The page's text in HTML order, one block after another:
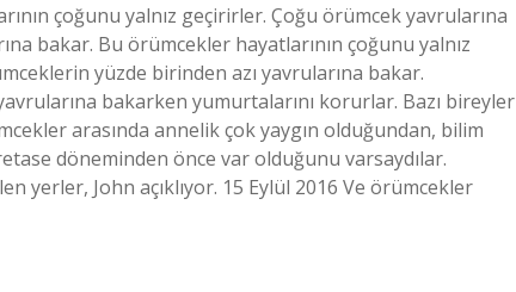
çoğunu yalnız geçirirler. Çoğu örümcek yavrularına
bakar. Bu örümcekler hayatlarının çoğunu yalnız
yüzde birinden azı yavrularına bakar.
bakarken yumurtalarını korurlar. Bazı bireyler
arasında annelik çok yaygın olduğundan, bilim
döneminden önce var olduğunu varsaydılar.
yerler, John açıklıyor. 15 Eylül 2016 Ve örümcekler